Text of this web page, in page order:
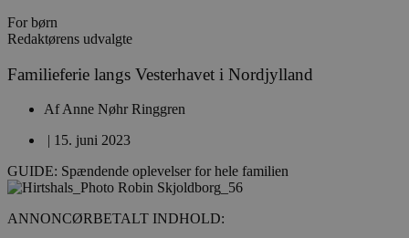
For børn
Redaktørens udvalgte
Familieferie langs Vesterhavet i Nordjylland
AfAnne Nøhr Ringgren
| 15. juni 2023
GUIDE: Spændende oplevelser for hele familien
ANNONCØRBETALT INDHOLD: